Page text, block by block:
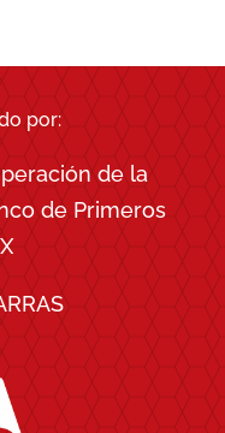
por:
de la
de Primeros